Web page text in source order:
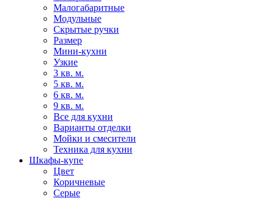
Малогабаритные
Модульные
Скрытые ручки
Размер
Мини-кухни
Узкие
3 кв. м.
5 кв. м.
6 кв. м.
9 кв. м.
Все для кухни
Варианты отделки
Мойки и смесители
Техника для кухни
Шкафы-купе
Цвет
Коричневые
Серые